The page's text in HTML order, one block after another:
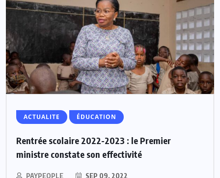
ACTUALITE ÉDUCATION
Rentrée scolaire 2022-2023 : le Premier
ministre constate son effectivité
PAYPEOPLE SEP 09, 2022